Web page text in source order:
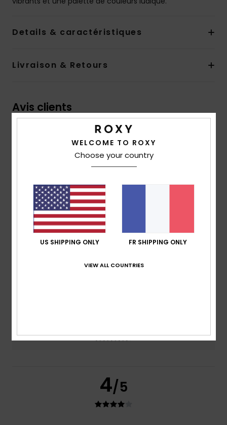
Details & caractéristiques
Livraison & Retours
Avis clients
Note moyenne
4.5
basé sur2 avis vérifiés
100% de nos clients recommandent ce produit
4.5
4.0
4/5
WELCOME TO ROXY
Choose your country
US SHIPPING ONLY FR SHIPPING ONLY
VIEW ALL COUNTRIES